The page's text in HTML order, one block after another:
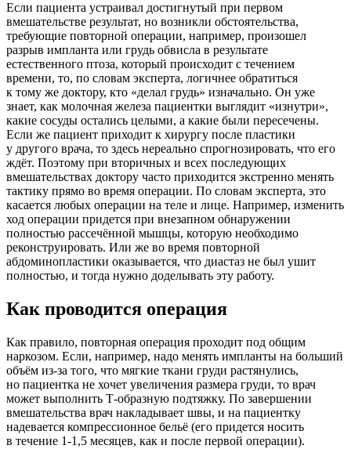
Если пациента устраивал достигнутый при первом
вмешательстве результат, но возникли обстоятельства,
требующие повторной операции, например, произошел
разрыв импланта или грудь обвисла в результате
естественного птоза, который происходит с течением
времени, то, по словам эксперта, логичнее обратиться
к тому же доктору, кто «делал грудь» изначально. Он уже
знает, как молочная железа пациентки выглядит «изнутри»,
какие сосуды остались целыми, а какие были пересечены.
Если же пациент приходит к хирургу после пластики
у другого врача, то здесь нереально спрогнозировать, что его
ждёт. Поэтому при вторичных и всех последующих
вмешательствах доктору часто приходится экстренно менять
тактику прямо во время операции. По словам эксперта, это
касается любых операции на теле и лице. Например, изменить
ход операции придется при внезапном обнаружении
полностью рассечённой мышцы, которую необходимо
реконструировать. Или же во время повторной
абдоминопластики оказывается, что диастаз не был ушит
полностью, и тогда нужно доделывать эту работу.
Как проводится операция
Как правило, повторная операция проходит под общим
наркозом. Если, например, надо менять импланты на больший
объём из-за того, что мягкие ткани груди растянулись,
но пациентка не хочет увеличения размера груди, то врач
может выполнить Т-образную подтяжку. По завершении
вмешательства врач накладывает швы, и на пациентку
надевается компрессионное бельё (его придется носить
в течение 1-1,5 месяцев, как и после первой операции).